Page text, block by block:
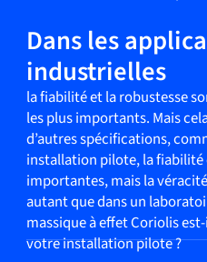
Dans les
industrielles
la fiabilité et la robustesse
les plus importants. Mais
d’autres spécifications,
installation pilote, la fiabilité
importantes, mais la
autant que dans un
massique à effet Coriolis
votre installation pilote ?